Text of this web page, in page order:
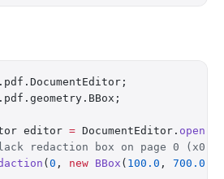
editor = DocumentEditor. open
redaction box on page 0 (x0,
( 0 , new BBox ( 100.0 , 700.0